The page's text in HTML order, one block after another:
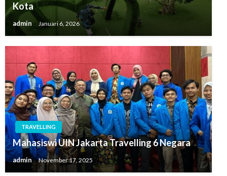
Kota
admin Januari 6, 2026
TRAVELLING
Mahasiswi UIN Jakarta Travelling 6 Negara
admin November 17, 2025